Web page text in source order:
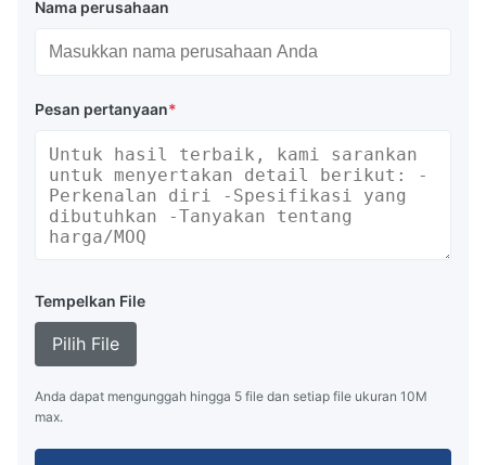
Nama perusahaan
Pesan pertanyaan*
Tempelkan File
Pilih File
Anda dapat mengunggah hingga 5 file dan setiap file ukuran 10M
max.